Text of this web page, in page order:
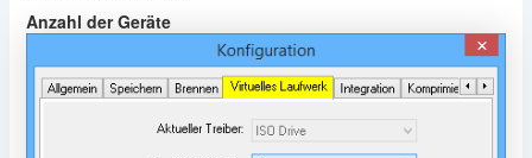
Anzahl der Geräte